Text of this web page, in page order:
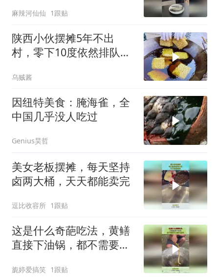
麻辣河仙仙 1跟贴
陕西小伙摆摊5年不出
村，零下10度依然排队，
乌贼酱
因纽特美食：腌海雀，全
中国几乎没人吃过
Genius昊哲
美女老板摆摊，每天坚持
卤两大桶，天天都能卖完
逗比收容所 1跟贴
这是什么奇葩吃法，黄鳝
直接下油锅，都不需要先
旎婷爱搞笑 1跟贴